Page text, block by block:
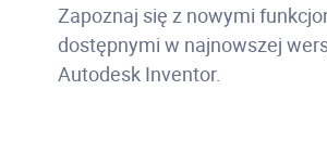
Zapoznaj się z nowymi
dostępnymi w najnowszej
Autodesk Inventor.